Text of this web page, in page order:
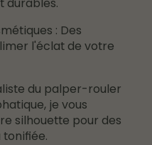
: Des
l'éclat de votre
du palper-rouler
je vous
silhouette pour des